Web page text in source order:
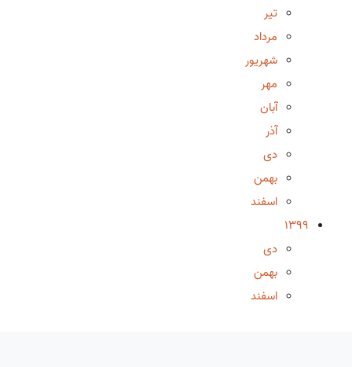
تیر
مرداد
شهریور
مهر
آبان
آذر
دی
بهمن
اسفند
1399
دی
بهمن
اسفند